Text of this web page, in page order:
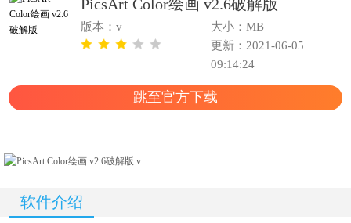
PicsArt Color绘画 v2.6破解版
版本：v
大小：MB
更新：2021-06-05
09:14:24
跳至官方下载
软件介绍